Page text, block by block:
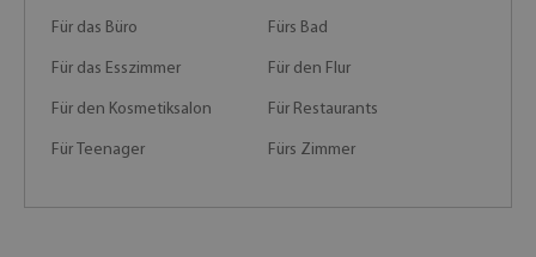
Für das Büro Fürs Bad
Für das Esszimmer Für den Flur
Für den Kosmetiksalon Für Restaurants
Für Teenager Fürs Zimmer